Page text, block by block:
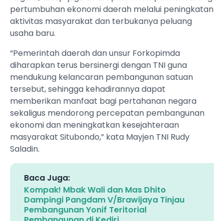
pertumbuhan ekonomi daerah melalui peningkatan
aktivitas masyarakat dan terbukanya peluang
usaha baru.
“Pemerintah daerah dan unsur Forkopimda
diharapkan terus bersinergi dengan TNI guna
mendukung kelancaran pembangunan satuan
tersebut, sehingga kehadirannya dapat
memberikan manfaat bagi pertahanan negara
sekaligus mendorong percepatan pembangunan
ekonomi dan meningkatkan kesejahteraan
masyarakat Situbondo,” kata Mayjen TNI Rudy
Saladin.
Baca Juga:
Kompak! Mbak Wali dan Mas Dhito
Dampingi Pangdam V/Brawijaya Tinjau
Pembangunan Yonif Teritorial